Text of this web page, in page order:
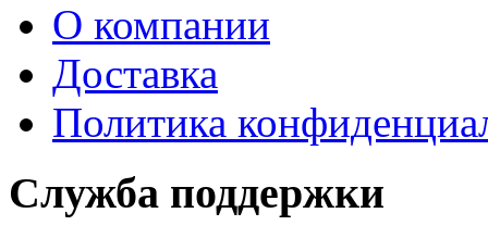
О компании
Доставка
Политика
Служба поддержки